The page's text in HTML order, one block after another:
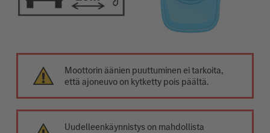
Moottorin äänien puuttuminen ei tarkoita,
että ajoneuvo on kytketty pois päältä.
Uudelleenkäynnistys on mahdollista